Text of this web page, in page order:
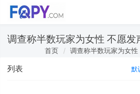
调查称半数玩家为女性 不愿发
首页 调查称半数玩家为女
列表 默